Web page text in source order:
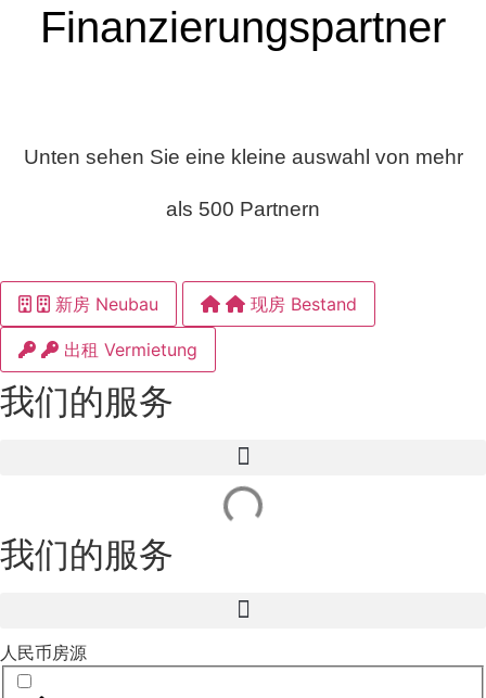
Finanzierungspartner
Unten sehen Sie eine kleine auswahl von mehr
als 500 Partnern
新房 Neubau 现房 Bestand
出租 Vermietung
我们的服务
我们的服务
人民币房源